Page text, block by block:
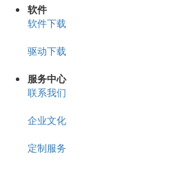
软件
软件下载
驱动下载
服务中心
联系我们
企业文化
定制服务